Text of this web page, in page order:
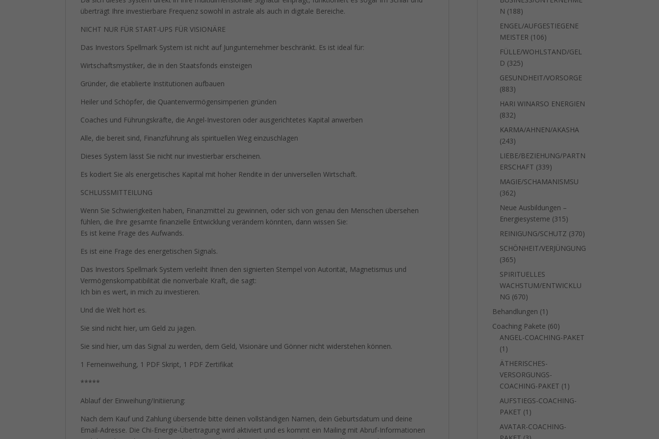
überträgt Ihre investierbare Frequenz sowohl in astrale als auch in digitale Bereiche.
NICHT NUR FÜR START-UPS FÜR VISIONÄRE
Das Investors Spellmark System ist nicht auf Jungunternehmer beschränkt. Es ist ideal für:
Wirtschaftsmystiker, die in den Staatsfonds einsteigen
Gründer, die etablierte Institutionen aufbauen
Heiler und Schöpfer, die Quantenvermögensimperien gründen
Coaches und Führungskräfte, die Angel-Investoren oder ausgerichtetes Kapital anwerben
Alle, die bereit sind, Finanzführung als spirituellen Weg einzuschlagen
Dieses System lässt Sie nicht nur investierbar erscheinen.
Es kodiert Sie als energetisches Kapital mit hoher Rendite in der universellen Wirtschaft.
SCHLUSSMITTEILUNG
Wenn Sie Schwierigkeiten haben, Finanzmittel zu gewinnen, oder sich von genau den Menschen übersehen
fühlen, die Ihre gesamte finanzielle Entwicklung verändern könnten, dann wissen Sie:
Es ist keine Frage des Aufwands.
Es ist eine Frage des energetischen Signals.
Das Investors Spellmark System verleiht Ihnen den signierten Stempel von Autorität, Magnetismus und
Vermögenskompatibilität die nonverbale Kraft, die sagt:
Ich bin es wert, in mich zu investieren.
Und die Welt hört es.
Sie sind nicht hier, um Geld zu jagen.
Sie sind hier, um das Signal zu werden, dem Geld, Visionäre und Gönner nicht widerstehen können.
1 Ferneinweihung, 1 PDF Skript, 1 PDF Zertifikat
*****
Ablauf der Einweihung/Initiierung:
Nach dem Kauf und Zahlung übersende bitte deinen vollständigen Namen, dein Geburtsdatum und deine
Email-Adresse. Die Chi-Energie-Übertragung wird aktiviert und es kommt ein Mailing mit Abruf-Informationen
N 188188
Produkte
ENGEL/AUFGESTIEGENE
MEISTER 106106
Produkte
FÜLLE/WOHLSTAND/GEL
D 325325
Produkte
GESUNDHEIT/VORSORGE
883883
Produkte
HARI WINARSO ENERGIEN
832832
Produkte
KARMA/AHNEN/AKASHA
243243
Produkte
LIEBE/BEZIEHUNG/PARTN
ERSCHAFT 339339
Produkte
MAGIE/SCHAMANISMSU
362362
Produkte
Neue Ausbildungen –
Energiesysteme 315315
Produkte
REINIGUNG/SCHUTZ 370370
Produkte
SCHÖNHEIT/VERJÜNGUNG
365365
Produkte
SPIRITUELLES
WACHSTUM/ENTWICKLU
NG 670670
Produkte
Behandlungen 1 1
Produkt
Coaching Pakete 6060
Produkte
ANGEL-COACHING-PAKET
1 1
Produkt
ÄTHERISCHES-
VERSORGUNGS-
COACHING-PAKET 1 1
Produkt
AUFSTIEGS-COACHING-
PAKET 1 1
Produkt
AVATAR-COACHING-